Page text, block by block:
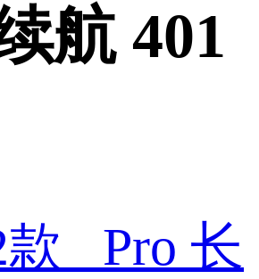
航 401
款 Pro 长